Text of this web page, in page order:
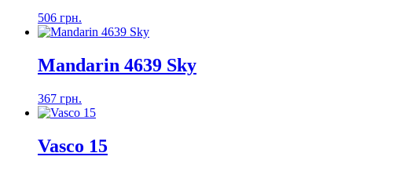
506 грн.
Mandarin 4639 Sky
367 грн.
Vasco 15